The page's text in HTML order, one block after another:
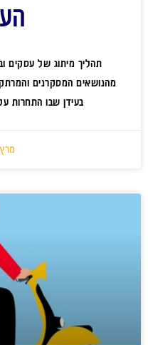
תהליך מיתוג של עסקים
מהנושאים המסקרנים
בעידן שבו התחרות
מרץ 12, 2022